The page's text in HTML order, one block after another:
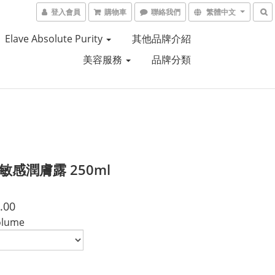
登入會員 購物車 聯絡我們 繁體中文
Elave Absolute Purity
其他品牌介紹
美容服務
品牌分類
感潤膚露 250ml